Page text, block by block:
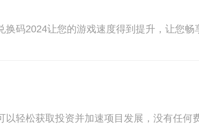
码2024让您的游戏速度得到提升，让您畅
轻松获取投资并加速项目发展，没有任何